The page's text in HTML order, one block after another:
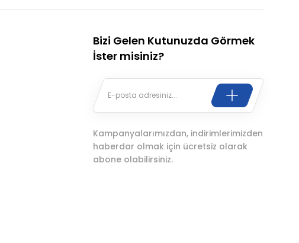
Bizi Gelen Kutunuzda Görmek
İster misiniz?
Kampanyalarımızdan, indirimlerimizden
haberdar olmak için ücretsiz olarak
abone olabilirsiniz.